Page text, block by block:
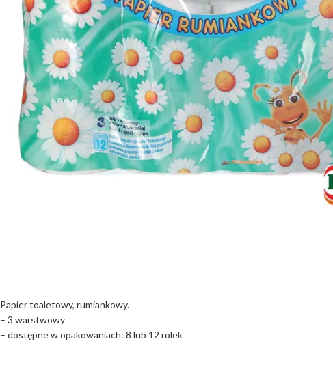
Papier toaletowy, rumiankowy.
– 3 warstwowy
– dostępne w opakowaniach: 8 lub 12 rolek